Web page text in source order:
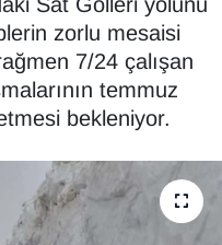
zorlu mesaisi
7/24 çalışan
temmuz
bekleniyor.